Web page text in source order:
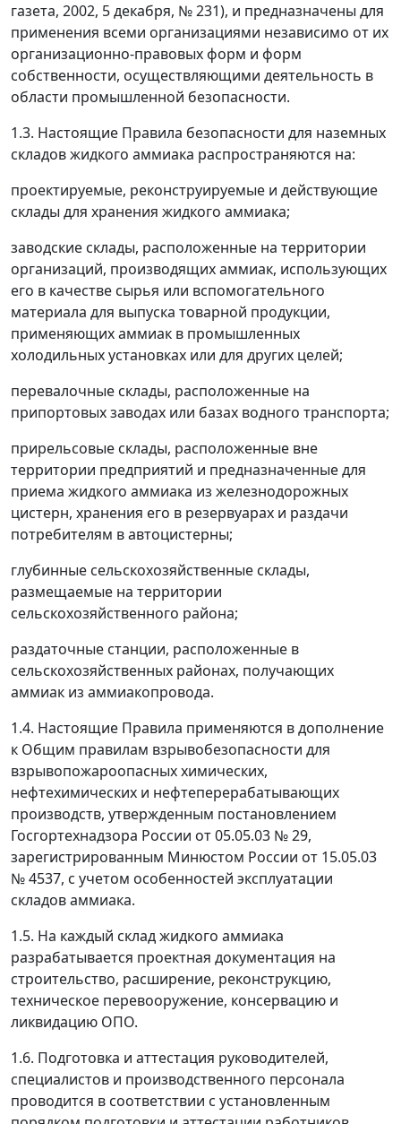
газета, 2002, 5 декабря, № 231), и предназначены для
применения всеми организациями независимо от их
организационно-правовых форм и форм
собственности, осуществляющими деятельность в
области промышленной безопасности.
1.3. Настоящие Правила безопасности для наземных
складов жидкого аммиака распространяются на:
проектируемые, реконструируемые и действующие
склады для хранения жидкого аммиака;
заводские склады, расположенные на территории
организаций, производящих аммиак, использующих
его в качестве сырья или вспомогательного
материала для выпуска товарной продукции,
применяющих аммиак в промышленных
холодильных установках или для других целей;
перевалочные склады, расположенные на
припортовых заводах или базах водного транспорта;
прирельсовые склады, расположенные вне
территории предприятий и предназначенные для
приема жидкого аммиака из железнодорожных
цистерн, хранения его в резервуарах и раздачи
потребителям в автоцистерны;
глубинные сельскохозяйственные склады,
размещаемые на территории
сельскохозяйственного района;
раздаточные станции, расположенные в
сельскохозяйственных районах, получающих
аммиак из аммиакопровода.
1.4. Настоящие Правила применяются в дополнение
к Общим правилам взрывобезопасности для
взрывопожароопасных химических,
нефтехимических и нефтеперерабатывающих
производств, утвержденным постановлением
Госгортехнадзора России от 05.05.03 № 29,
зарегистрированным Минюстом России от 15.05.03
№ 4537, с учетом особенностей эксплуатации
складов аммиака.
1.5. На каждый склад жидкого аммиака
разрабатывается проектная документация на
строительство, расширение, реконструкцию,
техническое перевооружение, консервацию и
ликвидацию ОПО.
1.6. Подготовка и аттестация руководителей,
специалистов и производственного персонала
проводится в соответствии с установленным